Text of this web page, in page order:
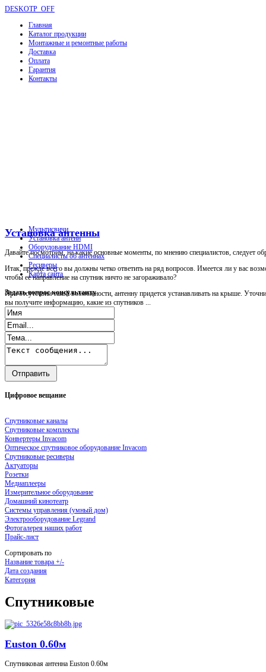
DESKOTP_OFF
Главная
Каталог продукции
Монтажные и ремонтные работы
Доставка
Оплата
Гарантия
Контакты
Установка антенны
Давайте посмотрим, на какие основные моменты, по мнению специалистов, следует
Итак, прежде всего вы должны четко ответить на ряд вопросов. Имеется ли у вас
чтобы ее направление на спутник ничто не загораживало?
При отсутствии такой возможности, антенну придется устанавливать на крыше.
вы получите информацию, какие из спутников ...
Мультисвичи
Установка антенн
Оборудование HDMI
Специалисты об антеннах
Ресиверы
Карта сайта
Задатьвопрос консультанту
Цифровое вещание
Спутниковые каналы
Спутниковые комплекты
Конвертеры Invacom
Оптическое спутниковое оборудование Invacom
Спутниковые ресиверы
Актуаторы
Розетки
Медиаплееры
Измерительное оборудование
Домашний кинотеатр
Системы управления (умный дом)
Электрооборудование Legrand
Фотогалерея наших работ
Прайс-лист
Сортировать по
Название товара +/-
Дата создания
Категория
Спутниковые
Euston 0.60м
Спутниковая антенна Euston 0.60м